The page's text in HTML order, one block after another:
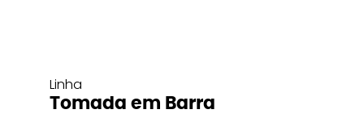
Linha
Tomada em Barra